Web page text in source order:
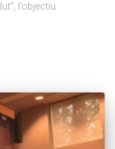
l’objectiu